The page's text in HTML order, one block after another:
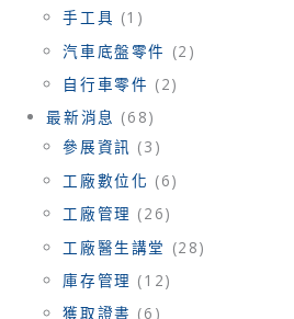
手工具 (1)
汽車底盤零件 (2)
自行車零件 (2)
最新消息 (68)
參展資訊 (3)
工廠數位化 (6)
工廠管理 (26)
工廠醫生講堂 (28)
庫存管理 (12)
獲取證書 (6)